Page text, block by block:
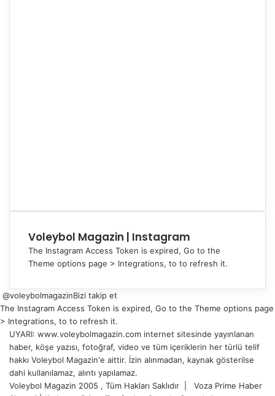
Voleybol Magazin | Instagram
The Instagram Access Token is expired, Go to the
Theme options page > Integrations, to to refresh it.
@voleybolmagazinBizi takip et
The Instagram Access Token is expired, Go to the Theme options page
> Integrations, to to refresh it.
UYARI: www.voleybolmagazin.com internet sitesinde yayınlanan
haber, köşe yazısı, fotoğraf, video ve tüm içeriklerin her türlü telif
hakkı Voleybol Magazin'e aittir. İzin alınmadan, kaynak gösterilse
dahi kullanılamaz, alıntı yapılamaz.
Voleybol Magazin 2005 , Tüm Hakları Saklıdır | Voza Prime Haber